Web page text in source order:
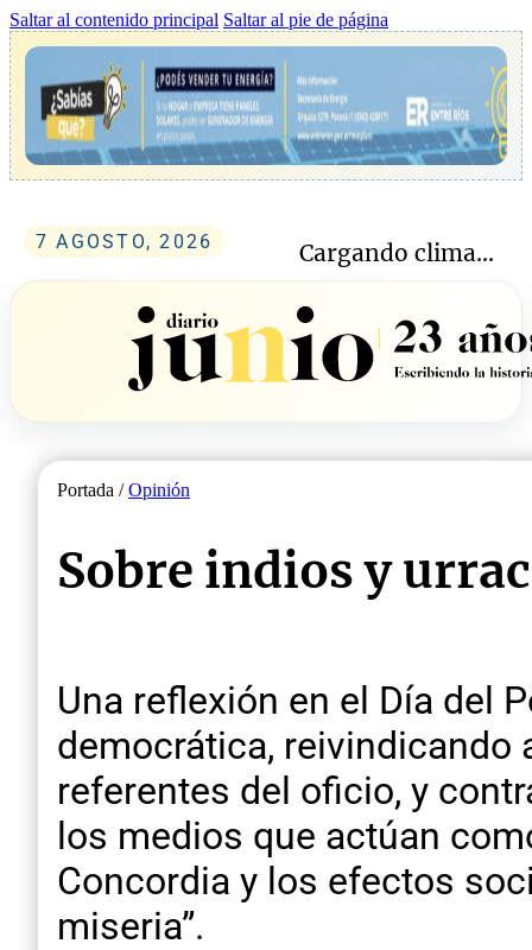
Saltar al contenido principal Saltar al pie de página
7 AGOSTO, 2026 Cargando clima...
Portada /Opinión
Sobre indios y
Una reflexión en el Día del
democrática, reivindicando
referentes del oficio, y
los medios que actúan
Concordia y los efectos
miseria”.